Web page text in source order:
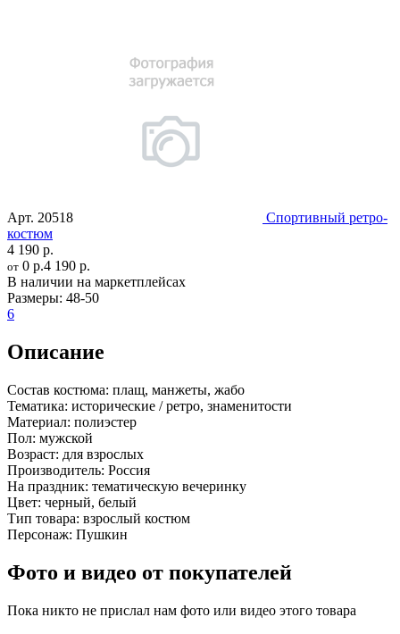
Арт. 20518
Спортивный ретро-
костюм
4 190 р.
от 0 р.4 190 р.
В наличии на маркетплейсах
Размеры: 48-50
6
Описание
Состав костюма: плащ, манжеты, жабо
Тематика: исторические / ретро, знаменитости
Материал: полиэстер
Пол: мужской
Возраст: для взрослых
Производитель: Россия
На праздник: тематическую вечеринку
Цвет: черный, белый
Тип товара: взрослый костюм
Персонаж: Пушкин
Фото и видео от покупателей
Пока никто не прислал нам фото или видео этого товара